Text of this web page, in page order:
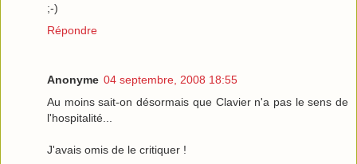
;-)
Répondre
Anonyme 04 septembre, 2008 18:55
Au moins sait-on désormais que Clavier n'a pas le sens de
l'hospitalité...
J'avais omis de le critiquer !